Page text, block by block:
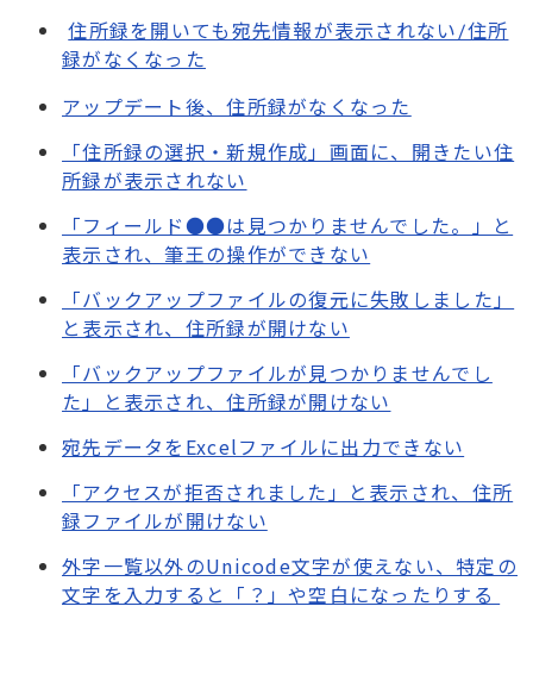
住所録を開いても宛先情報が表示されない/住所
録がなくなった
アップデート後、住所録がなくなった
「住所録の選択・新規作成」画面に、開きたい住
所録が表示されない
「フィールド●●は見つかりませんでした。」と
表示され、筆王の操作ができない
「バックアップファイルの復元に失敗しました」
と表示され、住所録が開けない
「バックアップファイルが見つかりませんでし
た」と表示され、住所録が開けない
宛先データをExcelファイルに出力できない
「アクセスが拒否されました」と表示され、住所
録ファイルが開けない
外字一覧以外のUnicode文字が使えない、特定の
文字を入力すると「？」や空白になったりする